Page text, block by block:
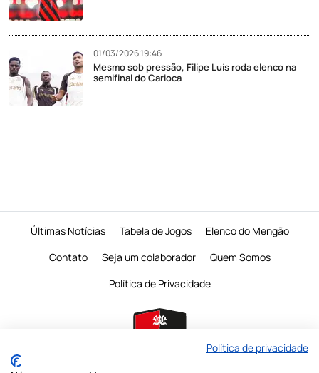
01/03/2026 19:46
Mesmo sob pressão, Filipe Luís roda elenco na
semifinal do Carioca
Últimas Notícias Tabela de Jogos
Elenco do Mengão
Contato
Seja um colaborador
Quem Somos
Política de Privacidade
Política de privacidade